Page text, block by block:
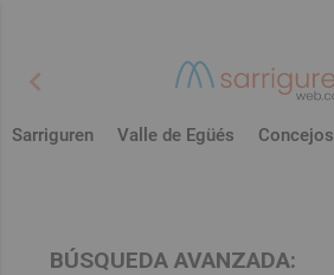
chevron_left
Sarriguren Valle de Egüés Concejos
BÚSQUEDA AVANZADA: